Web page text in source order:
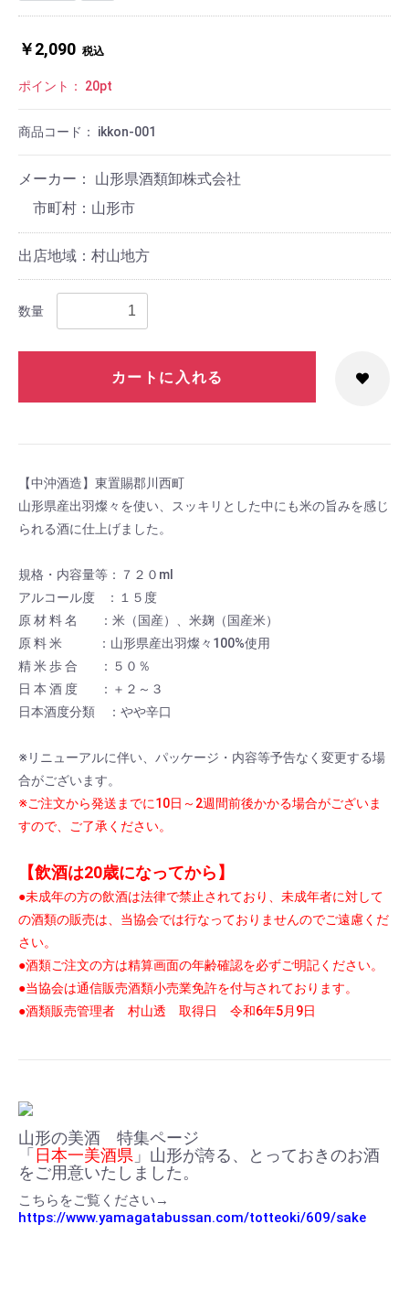
￥2,090 税込
ポイント： 20pt
商品コード： ikkon-001
メーカー： 山形県酒類卸株式会社
山形市
出店地域：村山地方
数量
カートに入れる
【中沖酒造】東置賜郡川西町
山形県産出羽燦々を使い、スッキリとした中にも米の旨みを感じ
られる酒に仕上げました。
規格・内容量等：７２０ml
アルコール度 ：１５度
原 材 料 名 ：米（国産）、米麹（国産米）
原 料 米 ：山形県産出羽燦々100%使用
精 米 歩 合 ：５０％
日 本 酒 度 ：＋２～３
日本酒度分類 ：やや辛口
※リニューアルに伴い、パッケージ・内容等予告なく変更する場
合がございます。
※ご注文から発送までに10日～2週間前後かかる場合がございま
すので、ご了承ください。
【飲酒は20歳になってから】
●未成年の方の飲酒は法律で禁止されており、未成年者に対して
の酒類の販売は、当協会では行なっておりませんのでご遠慮くだ
さい。
●酒類ご注文の方は精算画面の年齢確認を必ずご明記ください。
●当協会は通信販売酒類小売業免許を付与されております。
●酒類販売管理者 村山透 取得日 令和6年5月9日
山形の美酒 特集ページ
「日本一美酒県 」山形が誇る、とっておきのお酒
をご用意いたしました。
こちらをご覧ください→
https://www.yamagatabussan.com/totteoki/609/sake